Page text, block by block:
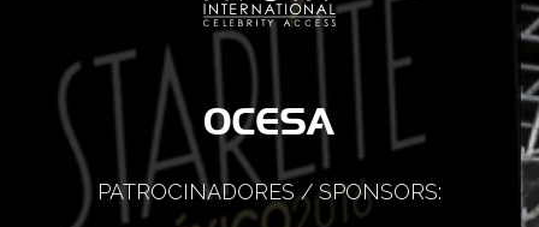
PATROCINADORES / SPONSORS: